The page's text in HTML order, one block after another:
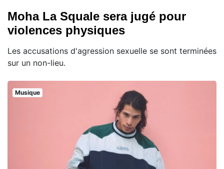
Moha La Squale sera jugé pour
violences physiques
Les accusations d'agression sexuelle se sont terminées
sur un non-lieu.
Musique